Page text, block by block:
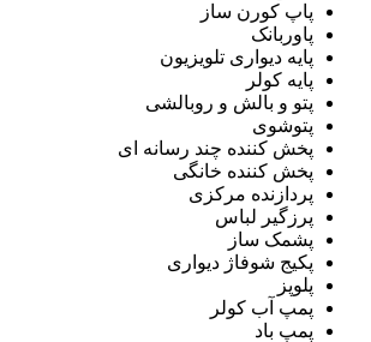
پاپ کورن ساز
پاوربانک
پایه دیواری تلویزیون
پایه کولر
پتو و بالش و روبالشی
پتوشوی
پخش کننده چند رسانه ای
پخش کننده خانگی
پردازنده مرکزی
پرزگیر لباس
پشمک ساز
پکیج شوفاژ دیواری
پلوپز
پمپ آب کولر
پمپ باد